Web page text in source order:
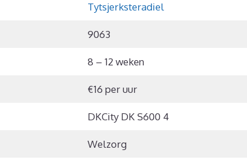
Tytsjerksteradiel
9063
8 – 12 weken
€16 per uur
DKCity DK S600 4
Welzorg